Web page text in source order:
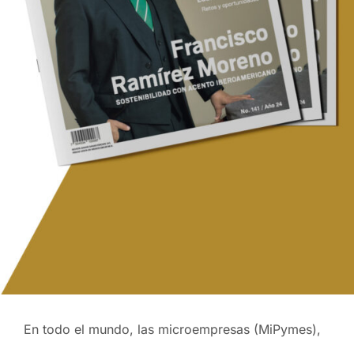
En todo el mundo, las microempresas (MiPymes),